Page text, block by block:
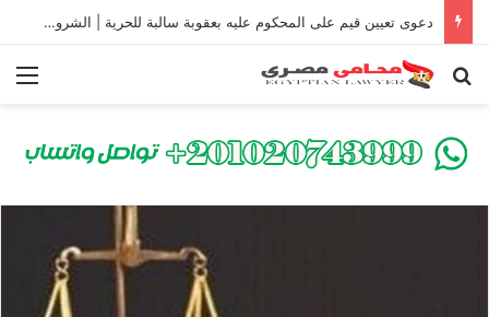
دعوى تعيين قيم على المحكوم عليه بعقوبة سالبة للحرية | الشروط والصيغة القانونية
بحث عن